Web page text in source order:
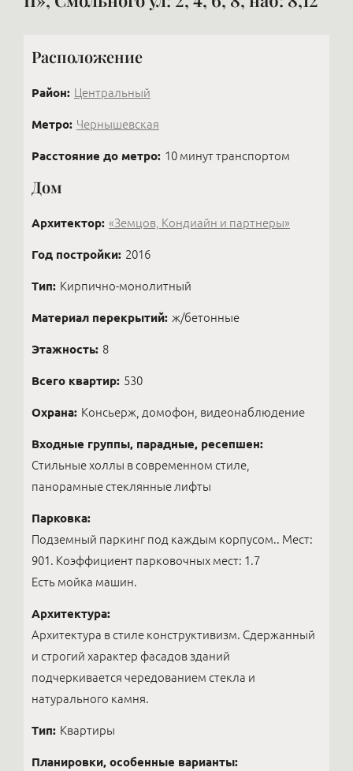
Расположение
Район: Центральный
Метро: Чернышевская
Расстояние до метро: 10 минут транспортом
Дом
Архитектор: «Земцов, Кондиайн и партнеры»
Год постройки: 2016
Тип: Кирпично-монолитный
Материал перекрытий: ж/бетонные
Этажность: 8
Всего квартир: 530
Охрана: Консьерж, домофон, видеонаблюдение
Входные группы, парадные, ресепшен:
Стильные холлы в современном стиле,
панорамные стеклянные лифты
Парковка:
Подземный паркинг под каждым корпусом.. Мест:
901. Коэффициент парковочных мест: 1.7
Есть мойка машин.
Архитектура:
Архитектура в стиле конструктивизм. Сдержанный
и строгий характер фасадов зданий
подчеркивается чередованием стекла и
натурального камня.
Тип: Квартиры
Планировки, особенные варианты: